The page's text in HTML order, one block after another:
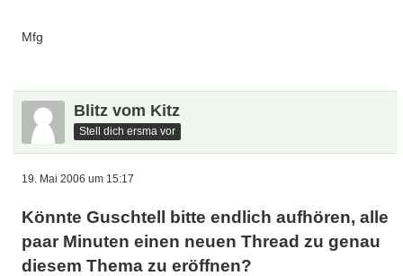
Mfg
Blitz vom Kitz
Stell dich ersma vor
19. Mai 2006 um 15:17
Könnte Guschtell bitte endlich aufhören, alle
paar Minuten einen neuen Thread zu genau
diesem Thema zu eröffnen?